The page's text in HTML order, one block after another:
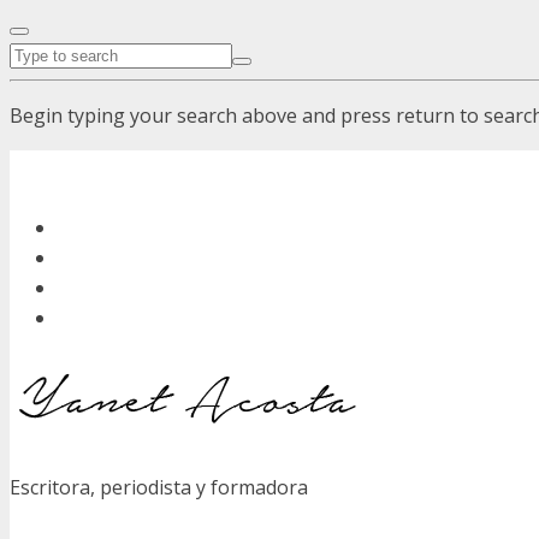
Begin typing your search above and press return to
Escritora, periodista y formadora